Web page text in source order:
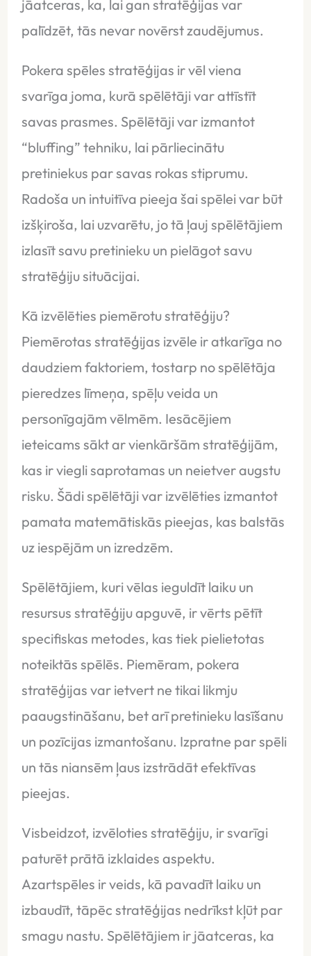
jāatceras, ka, lai gan stratēģijas var
palīdzēt, tās nevar novērst zaudējumus.
Pokera spēles stratēģijas ir vēl viena
svarīga joma, kurā spēlētāji var attīstīt
savas prasmes. Spēlētāji var izmantot
“bluffing” tehniku, lai pārliecinātu
pretiniekus par savas rokas stiprumu.
Radoša un intuitīva pieeja šai spēlei var būt
izšķiroša, lai uzvarētu, jo tā ļauj spēlētājiem
izlasīt savu pretinieku un pielāgot savu
stratēģiju situācijai.
Kā izvēlēties piemērotu stratēģiju?
Piemērotas stratēģijas izvēle ir atkarīga no
daudziem faktoriem, tostarp no spēlētāja
pieredzes līmeņa, spēļu veida un
personīgajām vēlmēm. Iesācējiem
ieteicams sākt ar vienkāršām stratēģijām,
kas ir viegli saprotamas un neietver augstu
risku. Šādi spēlētāji var izvēlēties izmantot
pamata matemātiskās pieejas, kas balstās
uz iespējām un izredzēm.
Spēlētājiem, kuri vēlas ieguldīt laiku un
resursus stratēģiju apguvē, ir vērts pētīt
specifiskas metodes, kas tiek pielietotas
noteiktās spēlēs. Piemēram, pokera
stratēģijas var ietvert ne tikai likmju
paaugstināšanu, bet arī pretinieku lasīšanu
un pozīcijas izmantošanu. Izpratne par spēli
un tās niansēm ļaus izstrādāt efektīvas
pieejas.
Visbeidzot, izvēloties stratēģiju, ir svarīgi
paturēt prātā izklaides aspektu.
Azartspēles ir veids, kā pavadīt laiku un
izbaudīt, tāpēc stratēģijas nedrīkst kļūt par
smagu nastu. Spēlētājiem ir jāatceras, ka